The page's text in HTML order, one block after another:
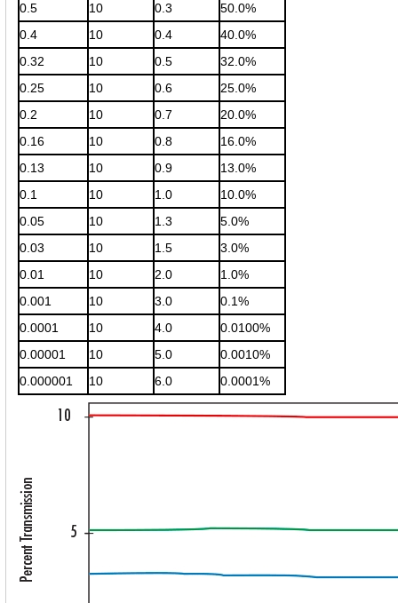
0.5
10 0.3
50.0%
0.4
10 0.4
40.0%
0.32
10 0.5
32.0%
0.25
10 0.6
25.0%
0.2
10 0.7
20.0%
0.16
10 0.8
16.0%
0.13
10 0.9
13.0%
0.1
10 1.0
10.0%
0.05
10 1.3
5.0%
0.03
10 1.5
3.0%
0.01
10 2.0
1.0%
0.001
10 3.0
0.1%
0.0001
10 4.0
0.0100%
0.00001
10 5.0
0.0010%
0.000001
10 6.0 0.0001%